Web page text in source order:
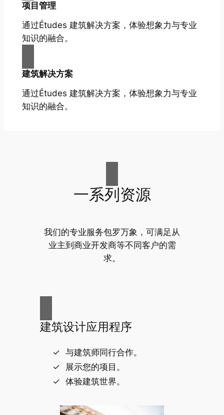
项目管理
通过Études 建筑解决方案，体验想象力与专业
知识的融合。
建筑解决方案
通过Études 建筑解决方案，体验想象力与专业
知识的融合。
一系列资源
我们的专业服务包罗万象，可满足从
业主到商业开发商等不同客户的需
求。
建筑设计应用程序
与建筑师同行合作。
展示您的项目。
体验建筑世界。